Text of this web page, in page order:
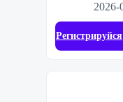
2026-
Регистрируйся